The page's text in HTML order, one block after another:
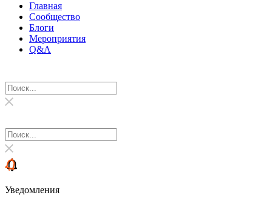
Главная
Сообщество
Блоги
Мероприятия
Q&A
Уведомления